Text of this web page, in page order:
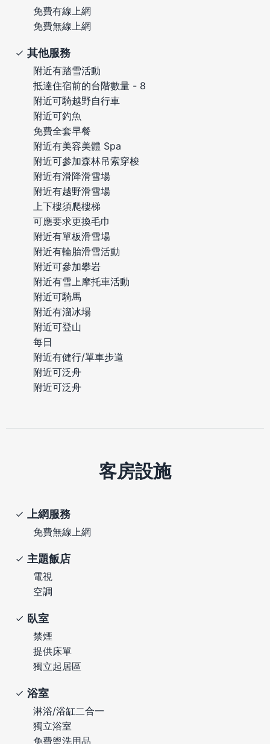
免費有線上網
免費無線上網
其他服務
附近有踏雪活動
抵達住宿前的台階數量 - 8
附近可騎越野自行車
附近可釣魚
免費全套早餐
附近有美容美體 Spa
附近可參加森林吊索穿梭
附近有滑降滑雪場
附近有越野滑雪場
上下樓須爬樓梯
可應要求更換毛巾
附近有單板滑雪場
附近有輪胎滑雪活動
附近可參加攀岩
附近有雪上摩托車活動
附近可騎馬
附近有溜冰場
附近可登山
每日
附近有健行/單車步道
附近可泛舟
附近可泛舟
客房設施
上網服務
免費無線上網
主題飯店
電視
空調
臥室
禁煙
提供床單
獨立起居區
浴室
淋浴/浴缸二合一
獨立浴室
免費盥洗用品